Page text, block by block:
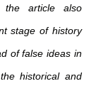
article also
stage of history
of false ideas in
historical and